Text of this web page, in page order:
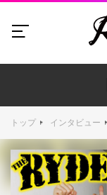
トップ インタビュー